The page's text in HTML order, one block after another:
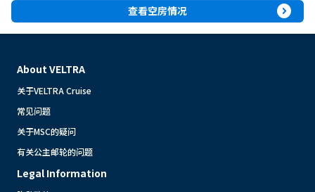
查看空房情况 expand_circle_right
About VELTRA
关于VELTRA Cruise
常见问题
关于MSC的疑问
有关公主邮轮的问题
Legal Information